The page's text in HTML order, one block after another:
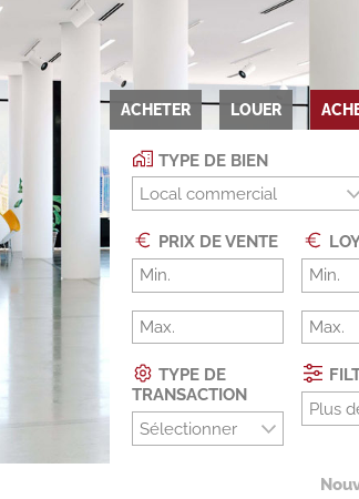
ACHETER LOUER
TYPE DE BIEN
Local commercial
PRIX DE VENTE
TYPE DE
TRANSACTION
Sélectionner
Plus